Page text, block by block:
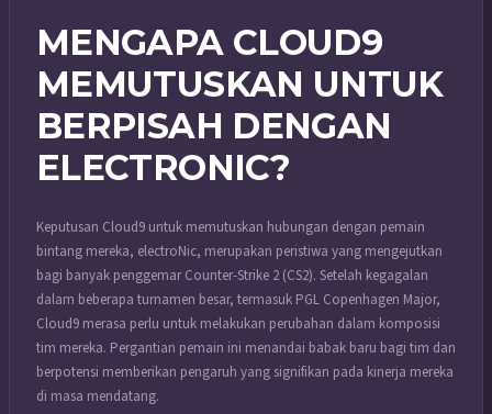
MENGAPA CLOUD9
MEMUTUSKAN UNTUK
BERPISAH DENGAN
ELECTRONIC?
Keputusan Cloud9 untuk memutuskan hubungan dengan pemain
bintang mereka, electroNic, merupakan peristiwa yang mengejutkan
bagi banyak penggemar Counter-Strike 2 (CS2). Setelah kegagalan
dalam beberapa turnamen besar, termasuk PGL Copenhagen Major,
Cloud9 merasa perlu untuk melakukan perubahan dalam komposisi
tim mereka. Pergantian pemain ini menandai babak baru bagi tim dan
berpotensi memberikan pengaruh yang signifikan pada kinerja mereka
di masa mendatang.